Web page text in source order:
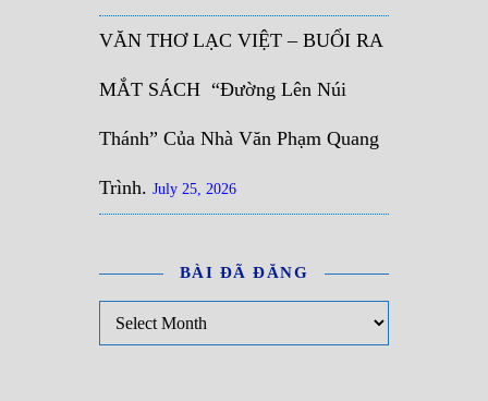
VĂN THƠ LẠC VIỆT – BUỔI RA
MẮT SÁCH “Đường Lên Núi
Thánh” Của Nhà Văn Phạm Quang
Trình. July 25, 2026
BÀI ĐÃ ĐĂNG